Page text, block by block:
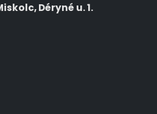
Déryné u. 1.